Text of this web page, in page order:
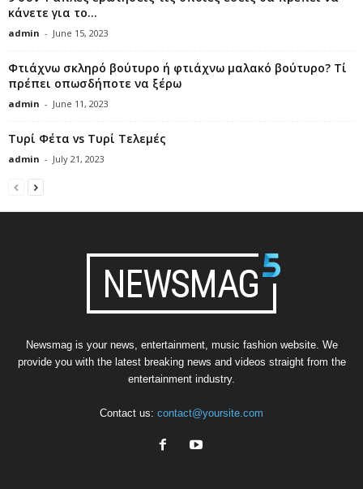
κάνετε για το...
admin - June 15, 2023
Φτιάχνω σκληρό βούτυρο ή φτιάχνω μαλακό βούτυρο? Τί
πρέπει οπωσδήποτε να ξέρω
admin - June 11, 2023
Τυρί Φέτα vs Τυρί Τελεμές
admin - July 21, 2023
Newsmag is your news, entertainment, music fashion website. We
provide you with the latest breaking news and videos straight from the
entertainment industry.
Contact us: contact@yoursite.com